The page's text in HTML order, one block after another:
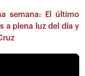
semana: El último
a plena luz del día y